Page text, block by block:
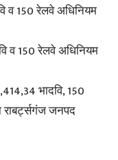
व 150 रेलवे अधिनियम
व 150 रेलवे अधिनियम
भादवि, 150
जनपद